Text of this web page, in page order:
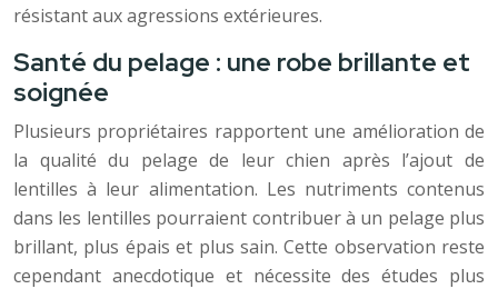
résistant aux agressions extérieures.
Santé du pelage : une robe brillante et
soignée
Plusieurs propriétaires rapportent une amélioration de
la qualité du pelage de leur chien après l’ajout de
lentilles à leur alimentation. Les nutriments contenus
dans les lentilles pourraient contribuer à un pelage plus
brillant, plus épais et plus sain. Cette observation reste
cependant anecdotique et nécessite des études plus